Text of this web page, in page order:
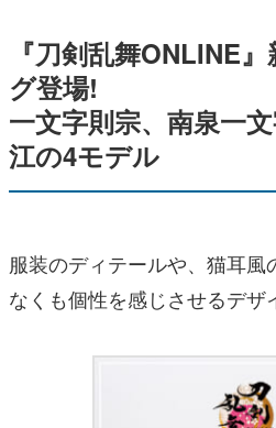
『刀剣乱舞ONLINE
グ登場!
一文字則宗、南泉一
江の4モデル
服装のディテールや、猫耳
なくも個性を感じさせるデザ